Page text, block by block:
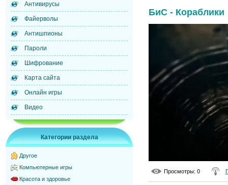
Антивирусы
Файерволы
Антишпионы
Пароли
Шифрование
Карта сайта
Онлайн игры
Видео
Категории раздела
Другое
Компьютерные игры
Красота и здоровье
БиС - Кораблики
Просмотры: 0